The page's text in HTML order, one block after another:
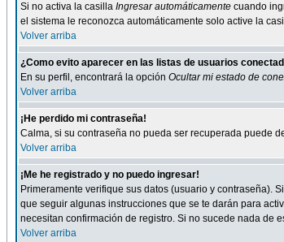
Si no activa la casilla Ingresar automáticamente cuando
el sistema le reconozca automáticamente solo active la
Volver arriba
¿Como evito aparecer en las listas de usuarios
En su perfil, encontrará la opción Ocultar mi estado de
Volver arriba
¡He perdido mi contraseña!
Calma, si su contraseña no pueda ser recuperada puede
Volver arriba
¡Me he registrado y no puedo ingresar!
Primeramente verifique sus datos (usuario y contraseña).
que seguir algunas instrucciones que se te darán para
necesitan confirmación de registro. Si no sucede nada de
Volver arriba